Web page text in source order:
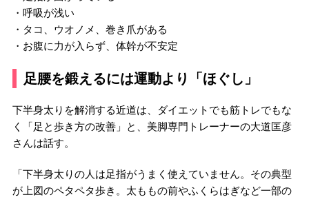
・呼吸が浅い
・タコ、ウオノメ、巻き爪がある
・お腹に力が入らず、体幹が不安定
足腰を鍛えるには運動より「ほぐし」
下半身太りを解消する近道は、ダイエットでも筋トレでもな
く「足と歩き方の改善」と、美脚専門トレーナーの大道匡彦
さんは話す。
「下半身太りの人は足指がうまく使えていません。その典型
が上図のペタペタ歩き。太ももの前やふくらはぎなど一部の